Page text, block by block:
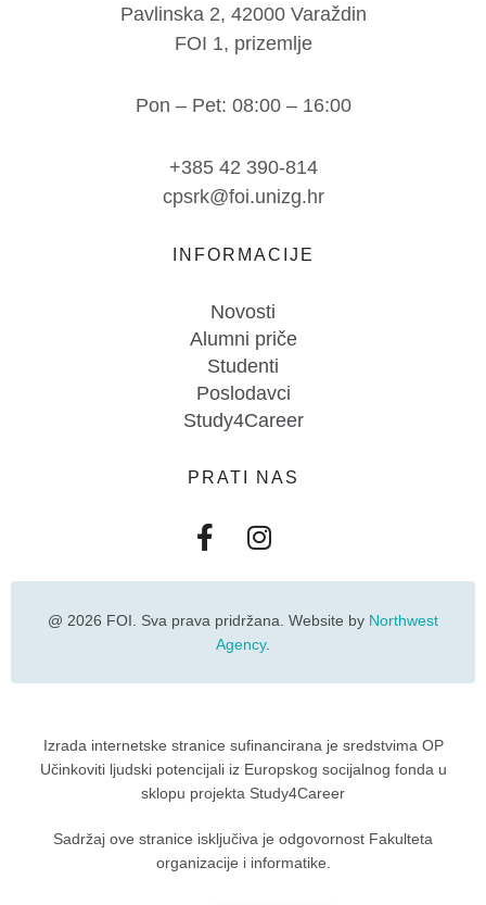
Pavlinska 2, 42000 Varaždin
FOI 1, prizemlje
Pon – Pet: 08:00 – 16:00
+385 42 390-814
cpsrk@foi.unizg.hr
INFORMACIJE
Novosti
Alumni priče
Studenti
Poslodavci
Study4Career
PRATI NAS
@ 2026 FOI. Sva prava pridržana. Website by Northwest
Agency.
Izrada internetske stranice sufinancirana je sredstvima OP
Učinkoviti ljudski potencijali iz Europskog socijalnog fonda u
sklopu projekta Study4Career
Sadržaj ove stranice isključiva je odgovornost Fakulteta
organizacije i informatike.